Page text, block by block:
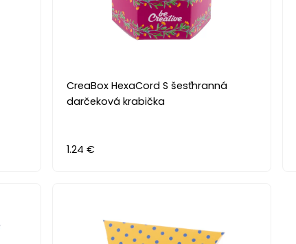
CreaBox HexaCord S šesťhranná
darčeková krabička
1.24 €